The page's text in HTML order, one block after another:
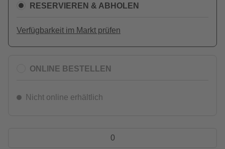
RESERVIEREN & ABHOLEN
Verfügbarkeit im Markt prüfen
ONLINE BESTELLEN
Nicht online erhältlich